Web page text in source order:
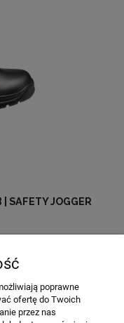
SAFETY JOGGER
poprawne
ofertę do Twoich
przez nas